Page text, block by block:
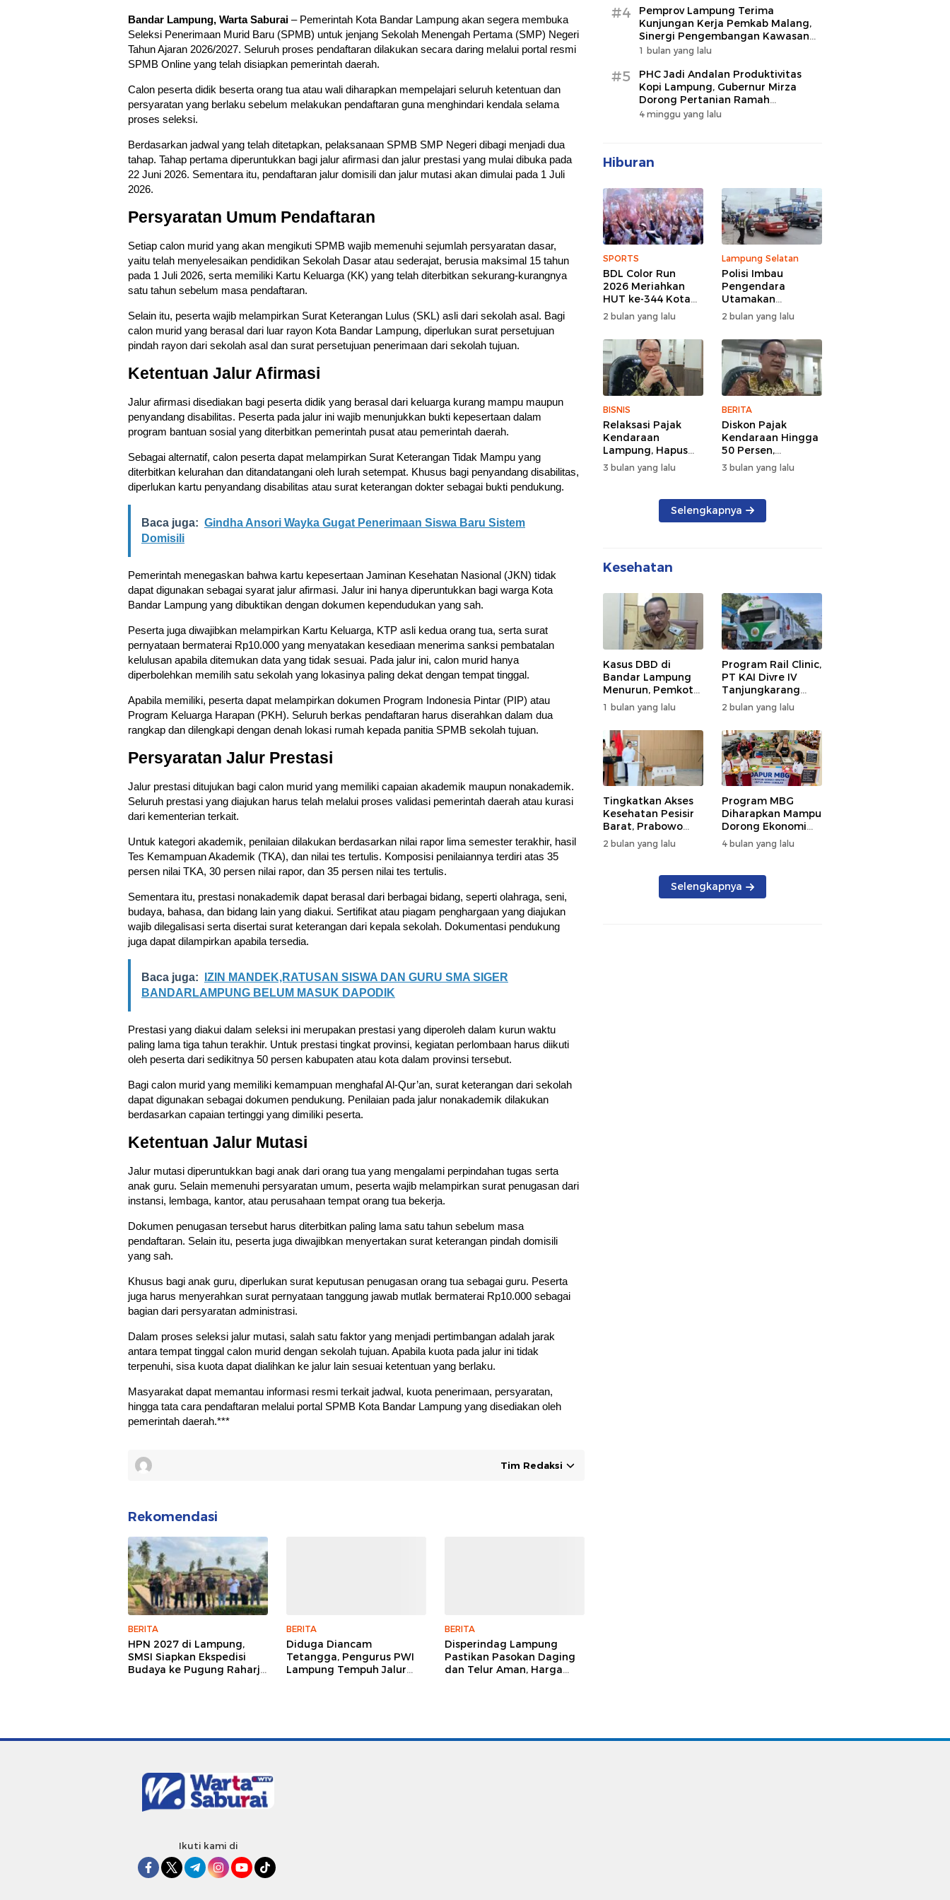
Bandar Lampung, Warta Saburai – Pemerintah Kota Bandar Lampung akan segera membuka
Seleksi Penerimaan Murid Baru (SPMB) untuk jenjang Sekolah Menengah Pertama (SMP) Negeri
Tahun Ajaran 2026/2027. Seluruh proses pendaftaran dilakukan secara daring melalui portal resmi
SPMB Online yang telah disiapkan pemerintah daerah.
Calon peserta didik beserta orang tua atau wali diharapkan mempelajari seluruh ketentuan dan
persyaratan yang berlaku sebelum melakukan pendaftaran guna menghindari kendala selama
proses seleksi.
Berdasarkan jadwal yang telah ditetapkan, pelaksanaan SPMB SMP Negeri dibagi menjadi dua
tahap. Tahap pertama diperuntukkan bagi jalur afirmasi dan jalur prestasi yang mulai dibuka pada
22 Juni 2026. Sementara itu, pendaftaran jalur domisili dan jalur mutasi akan dimulai pada 1 Juli
2026.
Persyaratan Umum Pendaftaran
Setiap calon murid yang akan mengikuti SPMB wajib memenuhi sejumlah persyaratan dasar,
yaitu telah menyelesaikan pendidikan Sekolah Dasar atau sederajat, berusia maksimal 15 tahun
pada 1 Juli 2026, serta memiliki Kartu Keluarga (KK) yang telah diterbitkan sekurang-kurangnya
satu tahun sebelum masa pendaftaran.
Selain itu, peserta wajib melampirkan Surat Keterangan Lulus (SKL) asli dari sekolah asal. Bagi
calon murid yang berasal dari luar rayon Kota Bandar Lampung, diperlukan surat persetujuan
pindah rayon dari sekolah asal dan surat persetujuan penerimaan dari sekolah tujuan.
Ketentuan Jalur Afirmasi
Jalur afirmasi disediakan bagi peserta didik yang berasal dari keluarga kurang mampu maupun
penyandang disabilitas. Peserta pada jalur ini wajib menunjukkan bukti kepesertaan dalam
program bantuan sosial yang diterbitkan pemerintah pusat atau pemerintah daerah.
Sebagai alternatif, calon peserta dapat melampirkan Surat Keterangan Tidak Mampu yang
diterbitkan kelurahan dan ditandatangani oleh lurah setempat. Khusus bagi penyandang disabilitas,
diperlukan kartu penyandang disabilitas atau surat keterangan dokter sebagai bukti pendukung.
Baca juga: Gindha Ansori Wayka Gugat Penerimaan Siswa Baru Sistem
Domisili
Pemerintah menegaskan bahwa kartu kepesertaan Jaminan Kesehatan Nasional (JKN) tidak
dapat digunakan sebagai syarat jalur afirmasi. Jalur ini hanya diperuntukkan bagi warga Kota
Bandar Lampung yang dibuktikan dengan dokumen kependudukan yang sah.
Peserta juga diwajibkan melampirkan Kartu Keluarga, KTP asli kedua orang tua, serta surat
pernyataan bermaterai Rp10.000 yang menyatakan kesediaan menerima sanksi pembatalan
kelulusan apabila ditemukan data yang tidak sesuai. Pada jalur ini, calon murid hanya
diperbolehkan memilih satu sekolah yang lokasinya paling dekat dengan tempat tinggal.
Apabila memiliki, peserta dapat melampirkan dokumen Program Indonesia Pintar (PIP) atau
Program Keluarga Harapan (PKH). Seluruh berkas pendaftaran harus diserahkan dalam dua
rangkap dan dilengkapi dengan denah lokasi rumah kepada panitia SPMB sekolah tujuan.
Persyaratan Jalur Prestasi
Jalur prestasi ditujukan bagi calon murid yang memiliki capaian akademik maupun nonakademik.
Seluruh prestasi yang diajukan harus telah melalui proses validasi pemerintah daerah atau kurasi
dari kementerian terkait.
Untuk kategori akademik, penilaian dilakukan berdasarkan nilai rapor lima semester terakhir, hasil
Tes Kemampuan Akademik (TKA), dan nilai tes tertulis. Komposisi penilaiannya terdiri atas 35
persen nilai TKA, 30 persen nilai rapor, dan 35 persen nilai tes tertulis.
Sementara itu, prestasi nonakademik dapat berasal dari berbagai bidang, seperti olahraga, seni,
budaya, bahasa, dan bidang lain yang diakui. Sertifikat atau piagam penghargaan yang diajukan
wajib dilegalisasi serta disertai surat keterangan dari kepala sekolah. Dokumentasi pendukung
juga dapat dilampirkan apabila tersedia.
Baca juga:
IZIN MANDEK,RATUSAN SISWA DAN GURU SMA SIGER
BANDARLAMPUNG BELUM MASUK DAPODIK
Prestasi yang diakui dalam seleksi ini merupakan prestasi yang diperoleh dalam kurun waktu
paling lama tiga tahun terakhir. Untuk prestasi tingkat provinsi, kegiatan perlombaan harus diikuti
oleh peserta dari sedikitnya 50 persen kabupaten atau kota dalam provinsi tersebut.
Bagi calon murid yang memiliki kemampuan menghafal Al-Qur’an, surat keterangan dari sekolah
dapat digunakan sebagai dokumen pendukung. Penilaian pada jalur nonakademik dilakukan
berdasarkan capaian tertinggi yang dimiliki peserta.
Ketentuan Jalur Mutasi
Jalur mutasi diperuntukkan bagi anak dari orang tua yang mengalami perpindahan tugas serta
anak guru. Selain memenuhi persyaratan umum, peserta wajib melampirkan surat penugasan dari
instansi, lembaga, kantor, atau perusahaan tempat orang tua bekerja.
Dokumen penugasan tersebut harus diterbitkan paling lama satu tahun sebelum masa
pendaftaran. Selain itu, peserta juga diwajibkan menyertakan surat keterangan pindah domisili
yang sah.
Khusus bagi anak guru, diperlukan surat keputusan penugasan orang tua sebagai guru. Peserta
juga harus menyerahkan surat pernyataan tanggung jawab mutlak bermaterai Rp10.000 sebagai
bagian dari persyaratan administrasi.
Dalam proses seleksi jalur mutasi, salah satu faktor yang menjadi pertimbangan adalah jarak
antara tempat tinggal calon murid dengan sekolah tujuan. Apabila kuota pada jalur ini tidak
terpenuhi, sisa kuota dapat dialihkan ke jalur lain sesuai ketentuan yang berlaku.
Masyarakat dapat memantau informasi resmi terkait jadwal, kuota penerimaan, persyaratan,
hingga tata cara pendaftaran melalui portal SPMB Kota Bandar Lampung yang disediakan oleh
pemerintah daerah.***
Tim Redaksi
Rekomendasi
BERITA
HPN 2027 di Lampung,
SMSI Siapkan Ekspedisi
Budaya ke Pugung Raharjo
BERITA
Diduga Diancam
Tetangga, Pengurus PWI
Lampung Tempuh Jalur
BERITA
Disperindag Lampung
Pastikan Pasokan Daging
dan Telur Aman, Harga
#4
Pemprov Lampung Terima
Kunjungan Kerja Pemkab Malang,
Sinergi Pengembangan Kawasan
Industri dan Investasi
1 bulan yang lalu
#5
PHC Jadi Andalan Produktivitas
Kopi Lampung, Gubernur Mirza
Dorong Pertanian Ramah
Lingkungan
4 minggu yang lalu
Hiburan
SPORTS
BDL Color Run
2026 Meriahkan
HUT ke-344 Kota
Bandar Lampung,
Wujud Semangat
Sehat dan
Kebersamaan
2 bulan yang lalu
Lampung Selatan
Polisi Imbau
Pengendara
Utamakan
Keselamatan di
Tengah Kepadatan
Lalu Lintas Pagi
Hari
2 bulan yang lalu
BISNIS
Relaksasi Pajak
Kendaraan
Lampung, Hapus
Denda dan Beri
Diskon BBN
3 bulan yang lalu
BERITA
Diskon Pajak
Kendaraan Hingga
50 Persen,
Lampung Genjot
Mutasi Kendaraan
3 bulan yang lalu
Selengkapnya
Kesehatan
Kasus DBD di
Bandar Lampung
Menurun, Pemkot
Genjot PSN
Wujudkan Nol
Kematian
1 bulan yang lalu
Program Rail Clinic,
PT KAI Divre IV
Tanjungkarang
Beri Layanan
Kesehatan Gratis
250 Warga
2 bulan yang lalu
Tingkatkan Akses
Kesehatan Pesisir
Barat, Prabowo
Resmikan RSUD KH
Muhammad Thohir
2 bulan yang lalu
Program MBG
Diharapkan Mampu
Dorong Ekonomi
Daerah, DPRD
Lampung Tekankan
Produk Lokal
4 bulan yang lalu
Selengkapnya
Ikuti kami di